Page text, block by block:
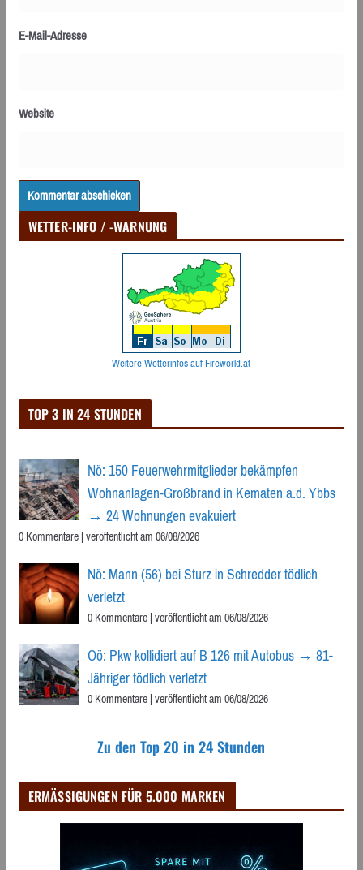
E-Mail-Adresse
Website
WETTER-INFO / -WARNUNG
Weitere Wetterinfos auf Fireworld.at
TOP 3 IN 24 STUNDEN
Nö: 150 Feuerwehrmitglieder bekämpfen
Wohnanlagen-Großbrand in Kematen a.d. Ybbs
→ 24 Wohnungen evakuiert
0 Kommentare|veröffentlicht am 06/08/2026
Nö: Mann (56) bei Sturz in Schredder tödlich
verletzt
0 Kommentare|veröffentlicht am 06/08/2026
Oö: Pkw kollidiert auf B 126 mit Autobus → 81-
Jähriger tödlich verletzt
0 Kommentare|veröffentlicht am 06/08/2026
Zu den Top 20 in 24 Stunden
ERMÄSSIGUNGEN FÜR 5.000 MARKEN